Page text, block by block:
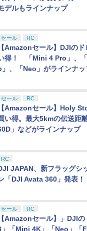
デルもラインナップ
セール RC
【Amazonセール】DJIの
得！ 「Mini 4 Pro」、
」、「Neo」がラインナッ
セール RC
【Amazonセール】Holy
い得。最大5kmの伝送距
」などがラインナップ
RC
JAPAN、新フラッグシ
「DJI Avata 360」発表！
セール RC
【Amazonセール】」DJI
」「Mini 4K」「Neo」「